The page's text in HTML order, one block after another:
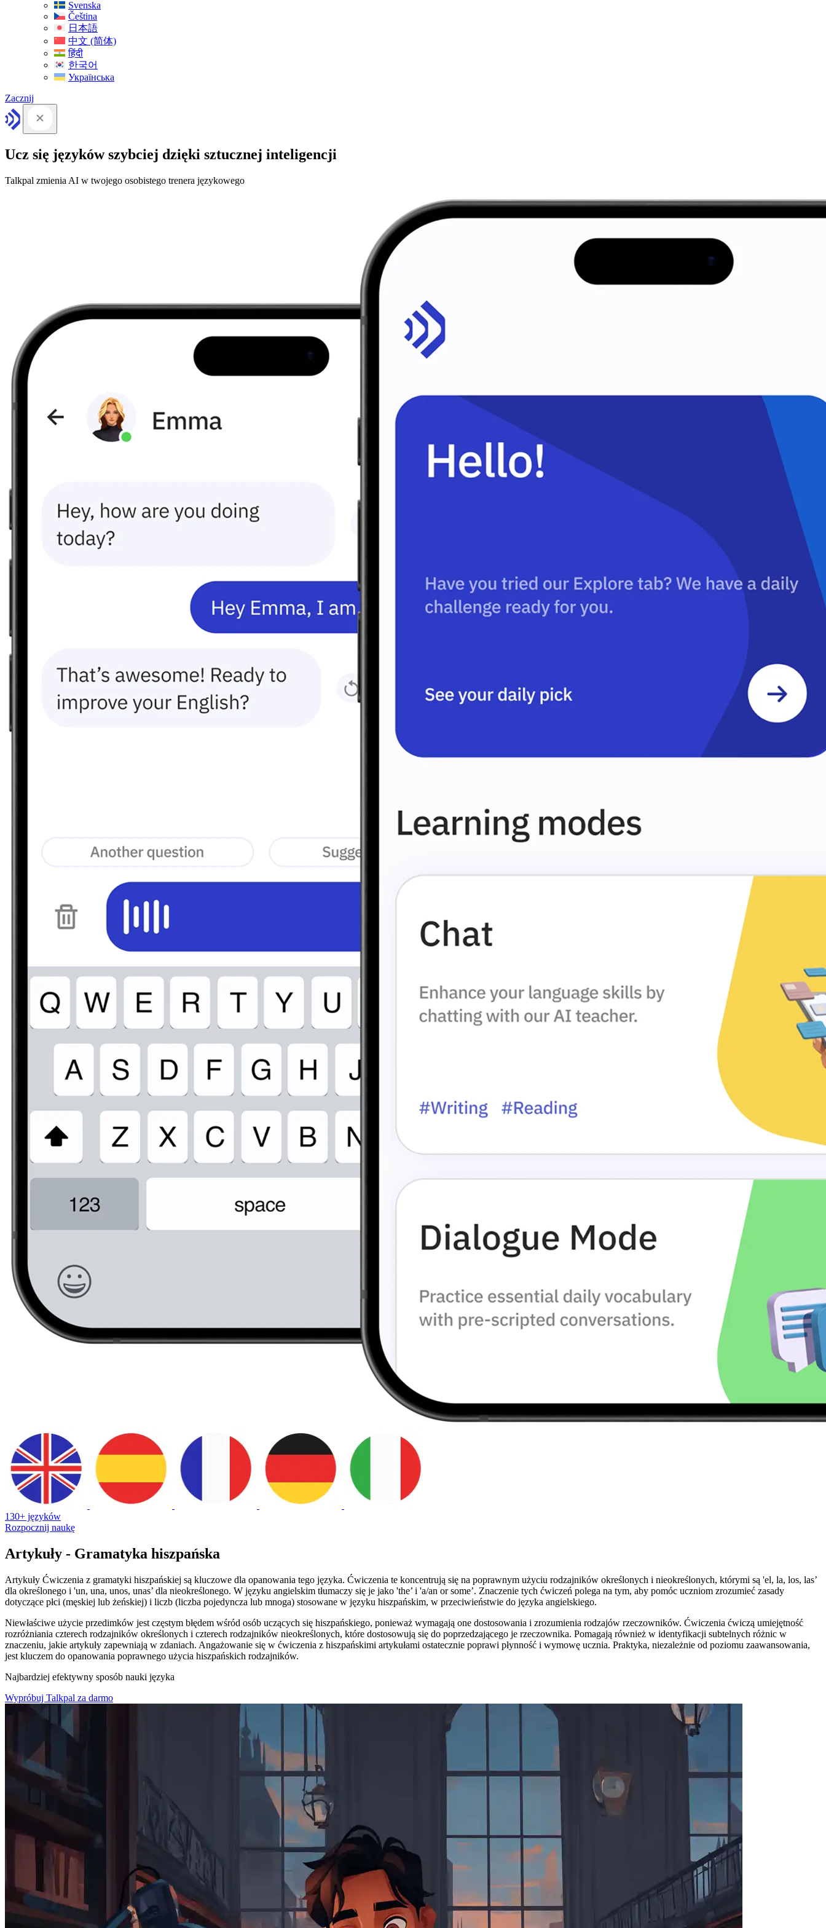
Svenska
Čeština
日本語
中文 (简体)
हिंदी
한국어
Українська
Zacznij
Ucz się języków szybciej dzięki sztucznej inteligencji
Talkpal zmienia AI w twojego osobistego trenera językowego
130+ języków
Rozpocznij naukę
Artykuły - Gramatyka hiszpańska
Artykuły Ćwiczenia z gramatyki hiszpańskiej są kluczowe dla opanowania tego języka. Ćwiczenia te koncentrują się na poprawnym użyciu rodzajników określonych i nieokreślonych, którymi są 'el, la, los, las’
dla określonego i 'un, una, unos, unas’ dla nieokreślonego. W języku angielskim tłumaczy się je jako 'the’ i 'a/an or some’. Znaczenie tych ćwiczeń polega na tym, aby pomóc uczniom zrozumieć zasady
dotyczące płci (męskiej lub żeńskiej) i liczb (liczba pojedyncza lub mnoga) stosowane w języku hiszpańskim, w przeciwieństwie do języka angielskiego.
Niewłaściwe użycie przedimków jest częstym błędem wśród osób uczących się hiszpańskiego, ponieważ wymagają one dostosowania i zrozumienia rodzajów rzeczowników. Ćwiczenia ćwiczą umiejętność
rozróżniania czterech rodzajników określonych i czterech rodzajników nieokreślonych, które dostosowują się do poprzedzającego je rzeczownika. Pomagają również w identyfikacji subtelnych różnic w
znaczeniu, jakie artykuły zapewniają w zdaniach. Angażowanie się w ćwiczenia z hiszpańskimi artykułami ostatecznie poprawi płynność i wymowę ucznia. Praktyka, niezależnie od poziomu zaawansowania,
jest kluczem do opanowania poprawnego użycia hiszpańskich rodzajników.
Najbardziej efektywny sposób nauki języka
Wypróbuj Talkpal za darmo